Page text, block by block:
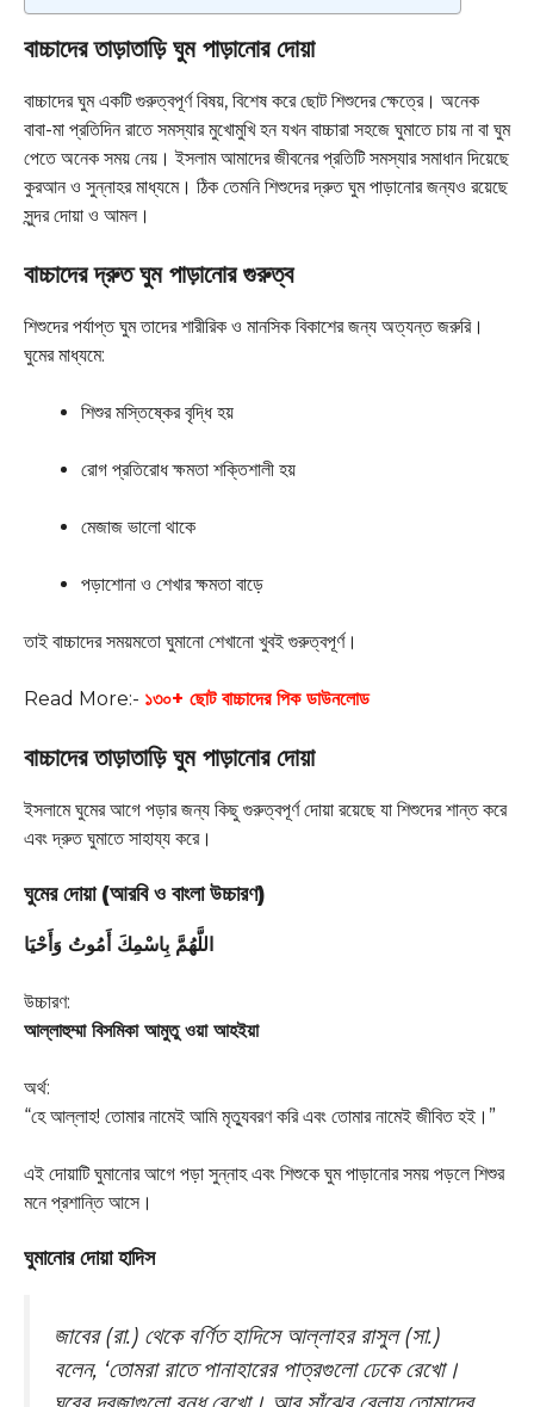
বাচ্চাদের তাড়াতাড়ি ঘুম পাড়ানোর দোয়া
বাচ্চাদের ঘুম একটি গুরুত্বপূর্ণ বিষয়, বিশেষ করে ছোট শিশুদের ক্ষেত্রে। অনেক
বাবা-মা প্রতিদিন রাতে সমস্যার মুখোমুখি হন যখন বাচ্চারা সহজে ঘুমাতে চায় না বা ঘুম
পেতে অনেক সময় নেয়। ইসলাম আমাদের জীবনের প্রতিটি সমস্যার সমাধান দিয়েছে
কুরআন ও সুন্নাহর মাধ্যমে। ঠিক তেমনি শিশুদের দ্রুত ঘুম পাড়ানোর জন্যও রয়েছে
সুন্দর দোয়া ও আমল।
বাচ্চাদের দ্রুত ঘুম পাড়ানোর গুরুত্ব
শিশুদের পর্যাপ্ত ঘুম তাদের শারীরিক ও মানসিক বিকাশের জন্য অত্যন্ত জরুরি।
ঘুমের মাধ্যমে:
শিশুর মস্তিষ্কের বৃদ্ধি হয়
রোগ প্রতিরোধ ক্ষমতা শক্তিশালী হয়
মেজাজ ভালো থাকে
পড়াশোনা ও শেখার ক্ষমতা বাড়ে
তাই বাচ্চাদের সময়মতো ঘুমানো শেখানো খুবই গুরুত্বপূর্ণ।
Read More:- ১৩০+ ছোট বাচ্চাদের পিক ডাউনলোড
বাচ্চাদের তাড়াতাড়ি ঘুম পাড়ানোর দোয়া
ইসলামে ঘুমের আগে পড়ার জন্য কিছু গুরুত্বপূর্ণ দোয়া রয়েছে যা শিশুদের শান্ত করে
এবং দ্রুত ঘুমাতে সাহায্য করে।
ঘুমের দোয়া (আরবি ও বাংলা উচ্চারণ)
اللَّهُمَّ بِاسْمِكَ أَمُوتُ وَأَحْيَا
উচ্চারণ:
আল্লাহুম্মা বিসমিকা আমুতু ওয়া আহইয়া
অর্থ:
“হে আল্লাহ! তোমার নামেই আমি মৃত্যুবরণ করি এবং তোমার নামেই জীবিত হই।”
এই দোয়াটি ঘুমানোর আগে পড়া সুন্নাহ এবং শিশুকে ঘুম পাড়ানোর সময় পড়লে শিশুর
মনে প্রশান্তি আসে।
ঘুমানোর দোয়া হাদিস
জাবের (রা.) থেকে বর্ণিত হাদিসে আল্লাহর রাসুল (সা.)
বলেন, ‘তোমরা রাতে পানাহারের পাত্রগুলো ঢেকে রেখো।